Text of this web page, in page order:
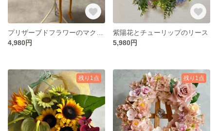
4,980円
紫陽花とチューリップのリース
5,980円
残り1点 残り1点